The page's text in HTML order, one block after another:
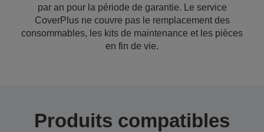
par an pour la période de garantie. Le service
CoverPlus ne couvre pas le remplacement des
consommables, les kits de maintenance et les pièces
en fin de vie.
Produits compatibles